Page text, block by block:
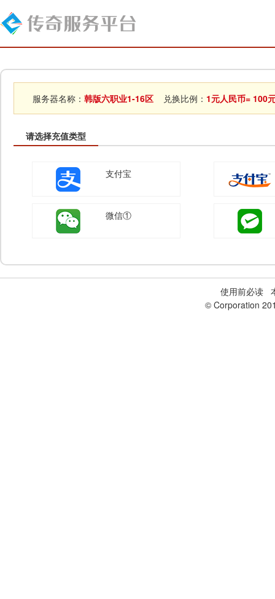
服务器名称： 韩版六职业1-16区 兑换比例： 1元人民币= 100
请选择充值类型
支付宝
微信①
使用前必读
© Corporation